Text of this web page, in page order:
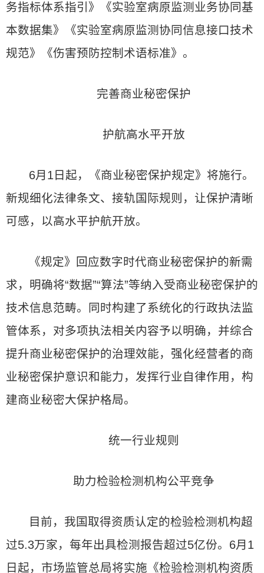
务指标体系指引》《实验室病原监测业务协同基
本数据集》《实验室病原监测协同信息接口技术
规范》《伤害预防控制术语标准》。
完善商业秘密保护
护航高水平开放
6月1日起，《商业秘密保护规定》将施行。
新规细化法律条文、接轨国际规则，让保护清晰
可感，以高水平护航开放。
《规定》回应数字时代商业秘密保护的新需
求，明确将“数据”“算法”等纳入受商业秘密保护的
技术信息范畴。同时构建了系统化的行政执法监
管体系，对多项执法相关内容予以明确，并综合
提升商业秘密保护的治理效能，强化经营者的商
业秘密保护意识和能力，发挥行业自律作用，构
建商业秘密大保护格局。
统一行业规则
助力检验检测机构公平竞争
目前，我国取得资质认定的检验检测机构超
过5.3万家，每年出具检测报告超过5亿份。6月1
日起，市场监管总局将实施《检验检测机构资质